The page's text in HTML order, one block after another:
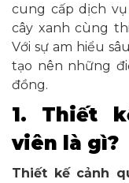
cung cấp dịch
cây xanh cùng
Với sự am hiểu
tạo nên những
đồng.
1. Thiết
viên là gì?
Thiết kế cảnh